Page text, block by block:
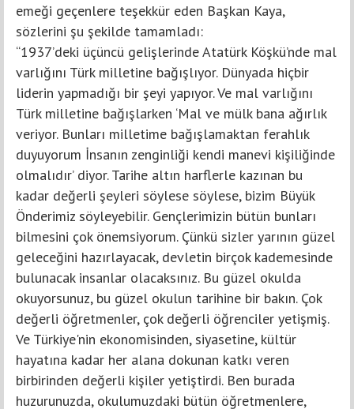
emeği geçenlere teşekkür eden Başkan Kaya,
sözlerini şu şekilde tamamladı:
“1937’deki üçüncü gelişlerinde Atatürk Köşkü’nde mal
varlığını Türk milletine bağışlıyor. Dünyada hiçbir
liderin yapmadığı bir şeyi yapıyor. Ve mal varlığını
Türk milletine bağışlarken ‘Mal ve mülk bana ağırlık
veriyor. Bunları milletime bağışlamaktan ferahlık
duyuyorum İnsanın zenginliği kendi manevi kişiliğinde
olmalıdır’ diyor. Tarihe altın harflerle kazınan bu
kadar değerli şeyleri söylese söylese, bizim Büyük
Önderimiz söyleyebilir. Gençlerimizin bütün bunları
bilmesini çok önemsiyorum. Çünkü sizler yarının güzel
geleceğini hazırlayacak, devletin birçok kademesinde
bulunacak insanlar olacaksınız. Bu güzel okulda
okuyorsunuz, bu güzel okulun tarihine bir bakın. Çok
değerli öğretmenler, çok değerli öğrenciler yetişmiş.
Ve Türkiye'nin ekonomisinden, siyasetine, kültür
hayatına kadar her alana dokunan katkı veren
birbirinden değerli kişiler yetiştirdi. Ben burada
huzurunuzda, okulumuzdaki bütün öğretmenlere,